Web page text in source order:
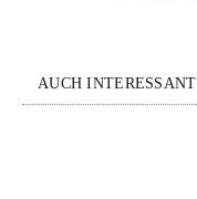
AUCH INTERESSANT